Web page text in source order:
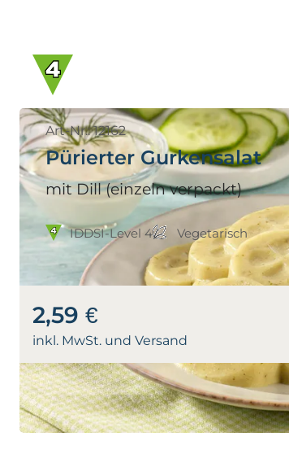
Art-Nr.: 12162
Pürierter Gurkensalat
mit Dill (einzeln verpackt)
IDDSI-Level 4 Vegetarisch
2,59 €
inkl. MwSt. und Versand